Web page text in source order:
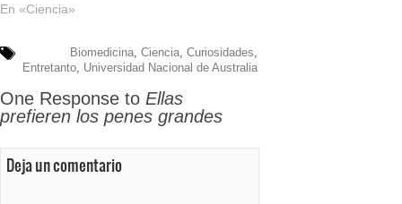
En «Ciencia»
Biomedicina, Ciencia, Curiosidades
Entretanto, Universidad Nacional de Australia
One Response to Ellas
prefieren los penes grandes
Deja un comentario